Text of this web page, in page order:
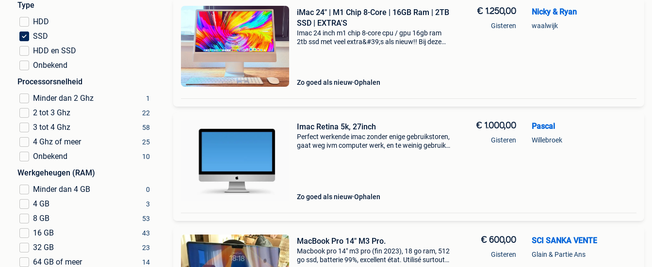
Type
HDD
SSD
HDD en SSD
Onbekend
Processorsnelheid
Minder dan 2 Ghz
1
2 tot 3 Ghz 22
3 tot 4 Ghz 58
4 Ghz of meer 25
Onbekend 10
Werkgeheugen (RAM)
Minder dan 4 GB
0
4 GB 3
8 GB 53
16 GB 43
32 GB 23
64 GB of meer 14
iMac 24" | M1 Chip 8-Core | 16GB Ram | 2TB
SSD | EXTRA'S
Imac 24 inch m1 chip 8-core cpu / gpu 16gb ram
2tb ssd met veel extra&#39;s als nieuw!! Bij deze
Zo goed als nieuw Ophalen
€ 1.250,00
Gisteren
Nicky & Ryan
waalwijk
Imac Retina 5k, 27inch
Perfect werkende imac zonder enige gebruikstoren,
gaat weg ivm computer werk, en te weinig gebruik
Zo goed als nieuw Ophalen
€ 1.000,00
Gisteren
Pascal
Willebroek
MacBook Pro 14" M3 Pro.
Macbook pro 14" m3 pro (fin 2023), 18 go ram, 512
go ssd, batterie 99%, excellent état. Utilisé surtout
€ 600,00
Gisteren
SCI SANKA VENTE
Glain & Partie Ans